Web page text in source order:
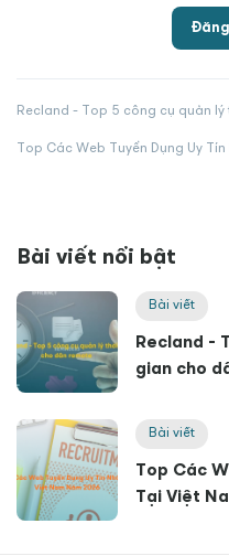
Bài viết nổi bật
Bài viết
Recland -
gian cho
Bài viết
Top Các
Tại Việt
Recland - Top 5 công cụ quản
Top Các Web Tuyển Dụng Uy